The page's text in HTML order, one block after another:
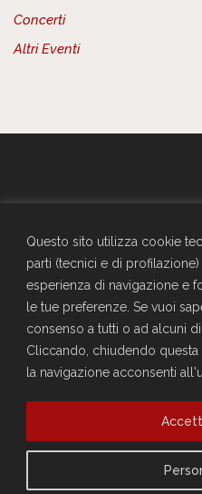
Questo sito utilizza cookie
parti (tecnici e di
esperienza di navigazione e
le tue preferenze. Se vuoi
consenso a tutti o ad alcuni
Cliccando, chiudendo
la navigazione acconsenti
Concerti
Altri Eventi
SEDE
Largo Don
Telefono:
CF.
Vuoi diventare socio del
Sei già socio?
Compila il form per richiedere